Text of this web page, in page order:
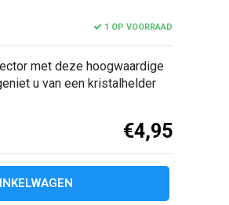
1 OP VOORRAAD
met deze hoogwaardige
u van een kristalhelder
€4,95